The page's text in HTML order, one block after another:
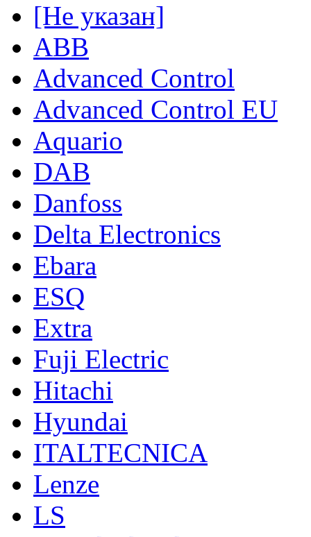
[Не указан]
ABB
Advanced Control
Advanced Control EU
Aquario
DAB
Danfoss
Delta Electronics
Ebara
ESQ
Extra
Fuji Electric
Hitachi
Hyundai
ITALTECNICA
Lenze
LS